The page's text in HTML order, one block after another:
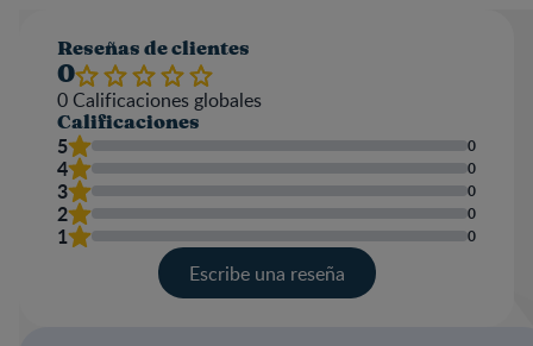
Reseñas de clientes
0
0 Calificaciones globales
Calificaciones
5 0
4 0
3 0
2 0
1 0
Escribe una reseña